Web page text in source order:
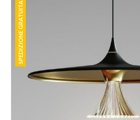
SPEDIZIONE GRATUITA
SPEDIZIONE GRATUITA